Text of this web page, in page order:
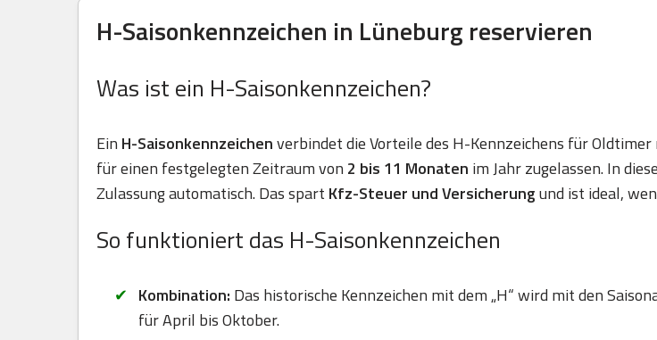
H-Saisonkennzeichen in Lüneburg reservieren
Was ist ein H-Saisonkennzeichen?
Ein H-Saisonkennzeichenverbindet die Vorteile des H-Kennzeichens für
für einen festgelegten Zeitraum von 2 bis 11 Monaten im Jahr zugelassen. In
Zulassung automatisch. Das spart Kfz-Steuer und Versicherungund ist ideal,
So funktioniert das H-Saisonkennzeichen
Kombination: Das historische Kennzeichen mit dem „H“ wird mit den
für April bis Oktober.